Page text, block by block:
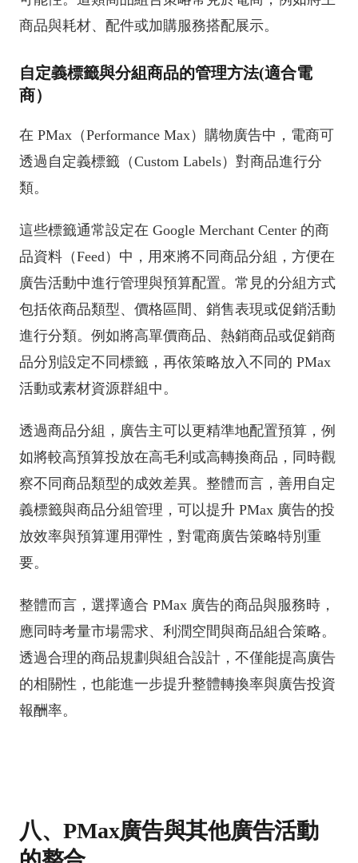
商品與耗材、配件或加購服務搭配展示。
自定義標籤與分組商品的管理方法(適合電
商）
在 PMax（Performance Max）購物廣告中，電商可
透過自定義標籤（Custom Labels）對商品進行分
類。
這些標籤通常設定在 Google Merchant Center 的商
品資料（Feed）中，用來將不同商品分組，方便在
廣告活動中進行管理與預算配置。常見的分組方式
包括依商品類型、價格區間、銷售表現或促銷活動
進行分類。例如將高單價商品、熱銷商品或促銷商
品分別設定不同標籤，再依策略放入不同的 PMax
活動或素材資源群組中。
透過商品分組，廣告主可以更精準地配置預算，例
如將較高預算投放在高毛利或高轉換商品，同時觀
察不同商品類型的成效差異。整體而言，善用自定
義標籤與商品分組管理，可以提升 PMax 廣告的投
放效率與預算運用彈性，對電商廣告策略特別重
要。
整體而言，選擇適合 PMax 廣告的商品與服務時，
應同時考量市場需求、利潤空間與商品組合策略。
透過合理的商品規劃與組合設計，不僅能提高廣告
的相關性，也能進一步提升整體轉換率與廣告投資
報酬率。
八、PMax廣告與其他廣告活動